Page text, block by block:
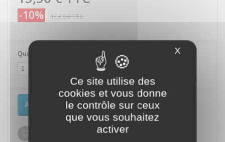
Ce site utilise des
cookies et vous donne
le contrôle sur ceux
que vous souhaitez
activer
X Masquer
-10% 15,00 €TTC
Quantité
Ajouter au panier
Ajouter à ma liste d'envies